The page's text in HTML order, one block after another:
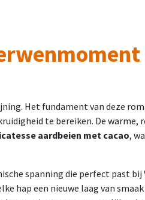
Het fundament van deze
te bereiken. De
aardbeien met cacao,
spanning die perfect past
hap een nieuwe laag van